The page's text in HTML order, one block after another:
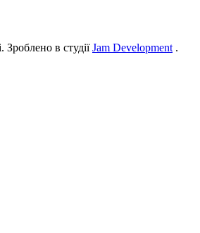
в студіїJam Development .